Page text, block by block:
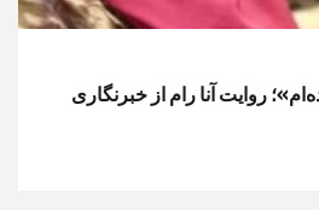
روایت آنا رام از خبرنگاری